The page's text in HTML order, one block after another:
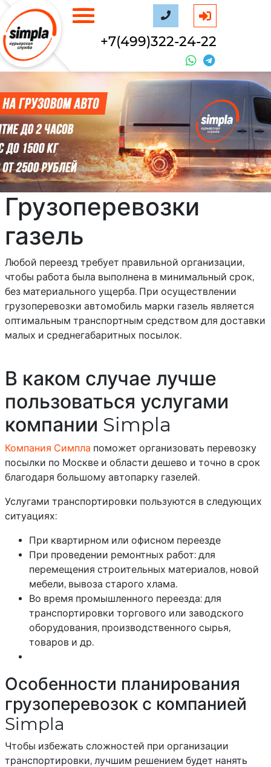
+7(499)322-24-22
Грузоперевозки
газель
Любой переезд требует правильной организации,
чтобы работа была выполнена в минимальный срок,
без материального ущерба. При осуществлении
грузоперевозки автомобиль марки газель является
оптимальным транспортным средством для доставки
малых и среднегабаритных посылок.
В каком случае лучше
пользоваться услугами
компании Simpla
Компания Симпла поможет организовать перевозку
посылки по Москве и области дешево и точно в срок
благодаря большому автопарку газелей.
Услугами транспортировки пользуются в следующих
ситуациях:
При квартирном или офисном переезде
При проведении ремонтных работ: для
перемещения строительных материалов, новой
мебели, вывоза старого хлама.
Во время промышленного переезда: для
транспортировки торгового или заводского
оборудования, производственного сырья,
товаров и др.
Особенности планирования
грузоперевозок с компанией
Simpla
Чтобы избежать сложностей при организации
транспортировки, лучшим решением будет нанять